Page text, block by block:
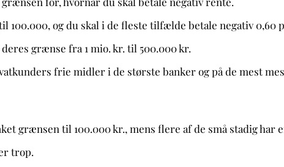
100.000, og du skal i de fleste tilfælde betale negativ
grænse fra 1 mio. kr. til 500.000 kr.
frie midler i de største banker og på de mest
grænsen til 100.000 kr., mens flere af de små stadig har
trop.